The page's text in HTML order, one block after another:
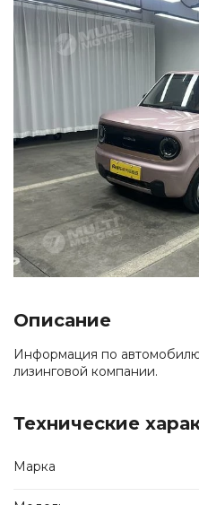
Описание
Информация по
лизинговой компании.
Технические
Марка